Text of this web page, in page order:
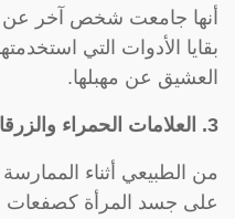
أنها جامعت شخص آخر عن
بقايا الأدوات التي
العشيق عن مهبلها.
3. العلامات الحمراء والزرقاء:
من الطبيعي أثناء
على جسد المرأة كصفعات